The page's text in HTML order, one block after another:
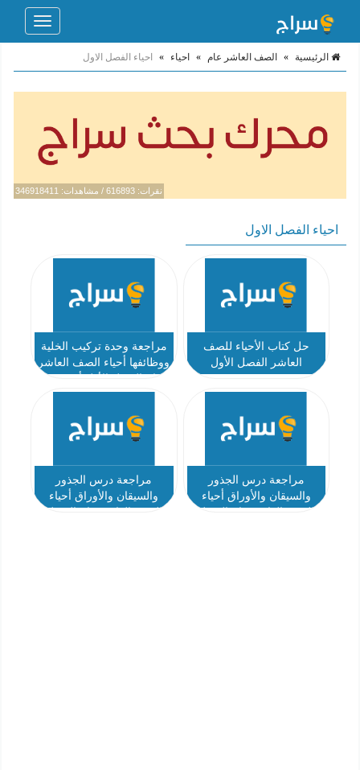
Toggle
الرئيسية » الصف العاشر عام » احياء » احياء الفصل الاول
نقرات: 616893 / مشاهدات: 346918411
احياء الفصل الاول
حل كتاب الأحياء للصف
العاشر الفصل الأول
مراجعة وحدة تركيب الخلية
ووظائفها أحياء الصف العاشر
عوض
مراجعة درس الجذور
والسيقان والأوراق أحياء
مراجعة درس الجذور
والسيقان والأوراق أحياء